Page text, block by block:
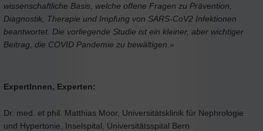
wissenschaftliche Basis, welche offene Fragen zu Prävention,
Diagnostik, Therapie und Impfung von SARS-CoV2 Infektionen
beantwortet. Die vorliegende Studie ist ein kleiner, aber wichtiger
Beitrag, die COVID Pandemie zu bewältigen.»
ExpertInnen, Experten:
Dr. med. et phil. Matthias Moor, Universitätsklinik für Nephrologie
und Hypertonie, Inselspital, Universitätsspital Bern